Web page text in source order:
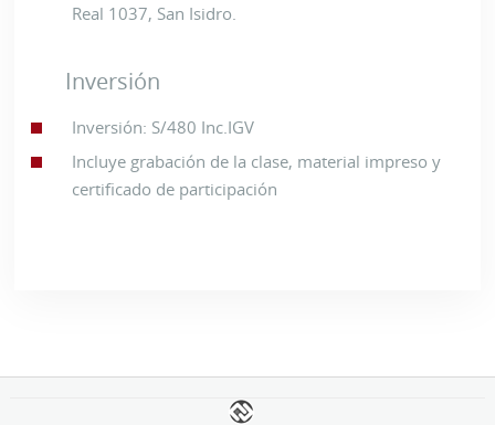
Real 1037, San Isidro.
Inversión
Inversión: S/480 Inc.IGV
Incluye grabación de la clase, material impreso y
certificado de participación